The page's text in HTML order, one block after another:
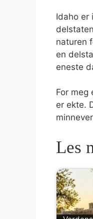
Idaho er
naturen
en
eneste
For meg
er ekte.
Les